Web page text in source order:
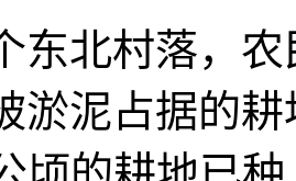
北村落，农
淤泥占据的